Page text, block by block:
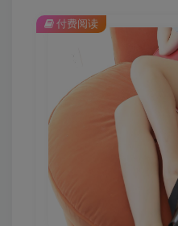
付费阅读